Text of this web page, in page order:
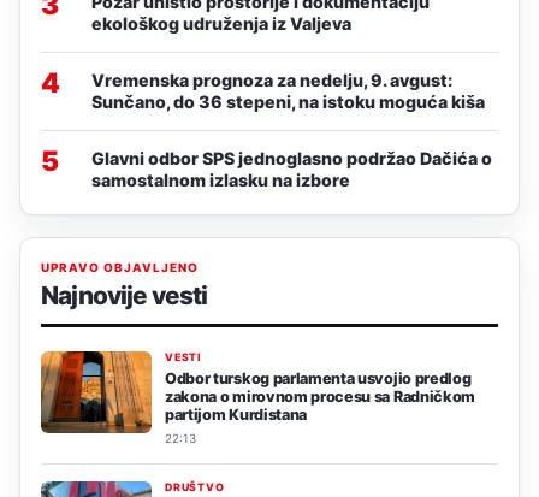
ekološkog udruženja iz Valjeva
4
Vremenska prognoza za nedelju, 9. avgust:
Sunčano, do 36 stepeni, na istoku moguća kiša
5
Glavni odbor SPS jednoglasno podržao Dačića o
samostalnom izlasku na izbore
UPRAVO OBJAVLJENO
Najnovije vesti
VESTI
Odbor turskog parlamenta usvojio predlog
zakona o mirovnom procesu sa Radničkom
partijom Kurdistana
22:13
DRUŠTVO